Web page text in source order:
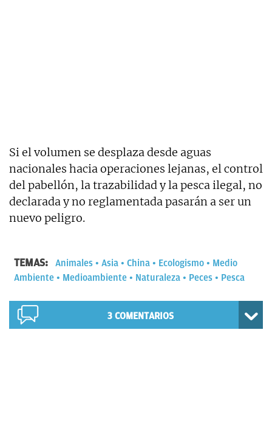
Si el volumen se desplaza desde aguas
nacionales hacia operaciones lejanas, el control
del pabellón, la trazabilidad y la pesca ilegal, no
declarada y no reglamentada pasarán a ser un
nuevo peligro.
TEMAS: Animales Asia China Ecologismo
Medio
Ambiente
Medioambiente Naturaleza Peces Pesca
3 COMENTARIOS